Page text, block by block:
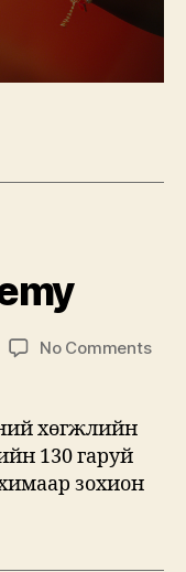
No Commentson
хөгжлийн
130 гаруй
зохион